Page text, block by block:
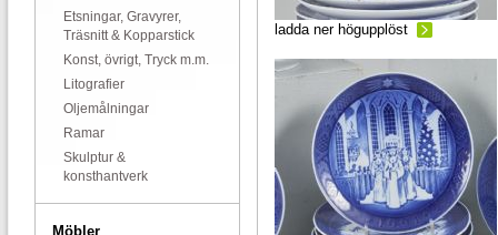
Etsningar, Gravyrer,
Träsnitt & Kopparstick
Konst, övrigt, Tryck m.m.
Litografier
Oljemålningar
Ramar
Skulptur &
konsthantverk
Möbler
ladda ner högupplöst